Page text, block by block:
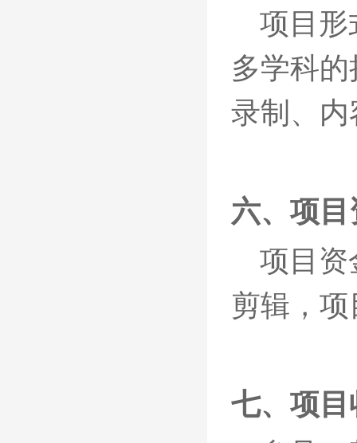
项目形
多学科
录制、
六、 项目
项目资
剪辑 ， 项
七、 项目